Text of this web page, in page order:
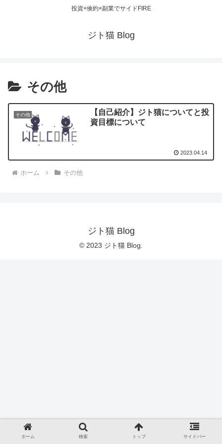
投資×倹約×副業でサイドFIRE
ジト猫 Blog
その他
その他
【自己紹介】ジト猫についてと投
資目標について
2023.04.14
ホーム その他
ジト猫 Blog
© 2023 ジト猫 Blog.
ホーム 検索 トップ サイドバー